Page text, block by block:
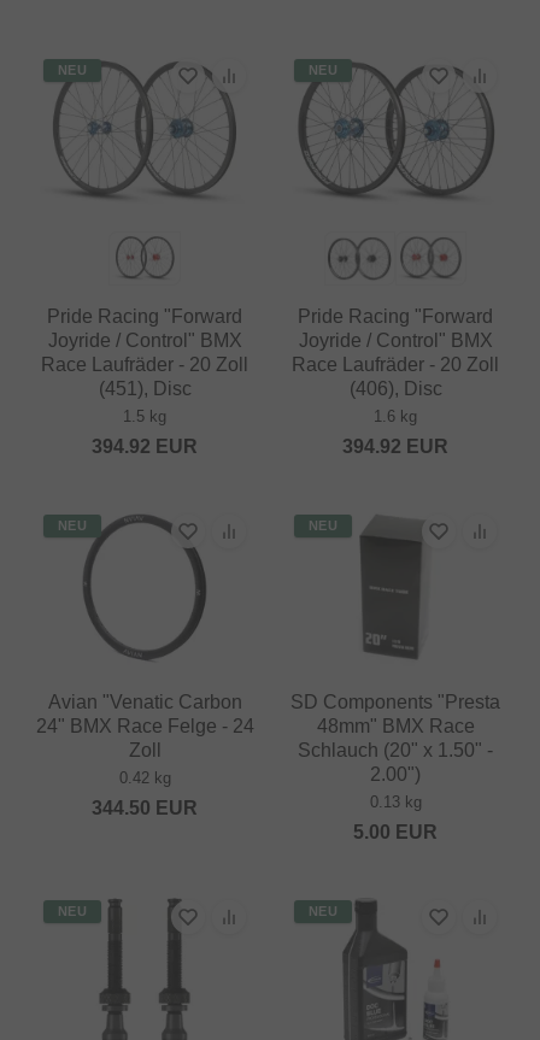
NEU
Pride Racing "Forward
Joyride / Control" BMX
Race Laufräder - 20 Zoll
(451), Disc
1.5 kg
394.92 EUR
NEU
Pride Racing "Forward
Joyride / Control" BMX
Race Laufräder - 20 Zoll
(406), Disc
1.6 kg
394.92 EUR
NEU
Avian "Venatic Carbon
24" BMX Race Felge - 24
Zoll
0.42 kg
344.50 EUR
NEU
SD Components "Presta
48mm" BMX Race
Schlauch (20" x 1.50" -
2.00")
0.13 kg
5.00 EUR
NEU NEU